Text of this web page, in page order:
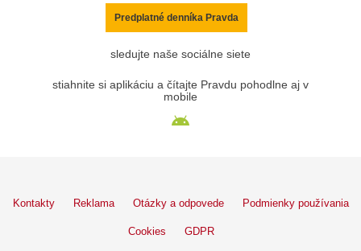
Predplatné denníka Pravda
sledujte naše sociálne siete
stiahnite si aplikáciu a čítajte Pravdu pohodlne aj v
mobile
Kontakty Reklama Otázky a odpovede Podmienky používania
Cookies GDPR